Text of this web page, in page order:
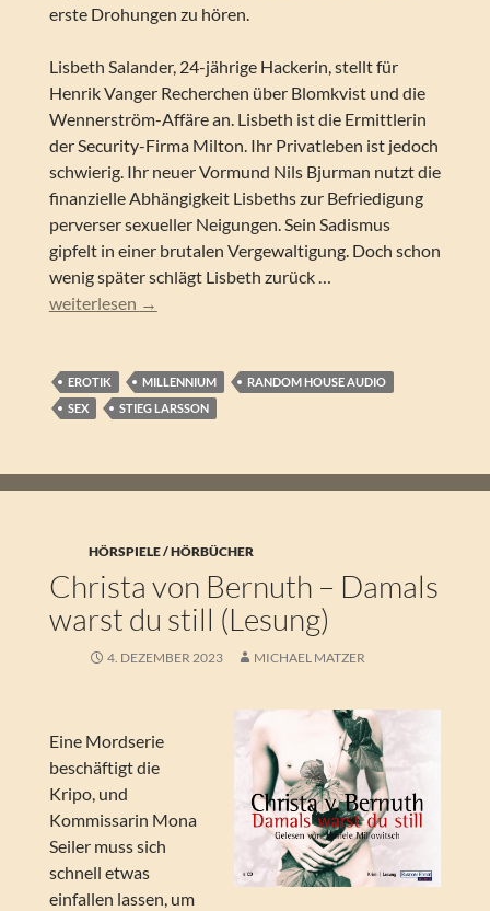
erste Drohungen zu hören.
Lisbeth Salander, 24-jährige Hackerin, stellt für
Henrik Vanger Recherchen über Blomkvist und die
Wennerström-Affäre an. Lisbeth ist die Ermittlerin
der Security-Firma Milton. Ihr Privatleben ist jedoch
schwierig. Ihr neuer Vormund Nils Bjurman nutzt die
finanzielle Abhängigkeit Lisbeths zur Befriedigung
perverser sexueller Neigungen. Sein Sadismus
gipfelt in einer brutalen Vergewaltigung. Doch schon
wenig später schlägt Lisbeth zurück …
Stieg Larsson – Verblendung. Das Hörspiel
weiterlesen →
EROTIK MILLENNIUM
RANDOM HOUSE AUDIO
SEX
STIEG LARSSON
HÖRSPIELE / HÖRBÜCHER
Christa von Bernuth – Damals
warst du still (Lesung)
4. DEZEMBER 2023 MICHAEL MATZER
Eine Mordserie
beschäftigt die
Kripo, und
Kommissarin Mona
Seiler muss sich
schnell etwas
einfallen lassen, um